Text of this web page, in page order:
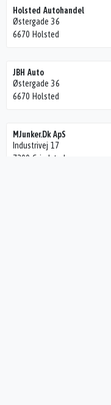
Holsted Autohandel
Østergade 36
6670 Holsted
JBH Auto
Østergade 36
6670 Holsted
MJunker.Dk ApS
Industrivej 17
7200 Grindsted